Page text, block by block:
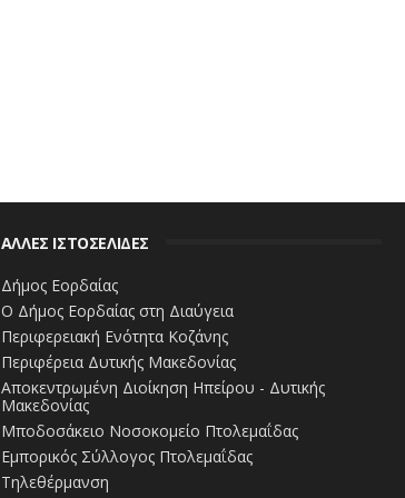
ΑΛΛΕΣ ΙΣΤΟΣΕΛΙΔΕΣ
Δήμος Εορδαίας
Ο Δήμος Εορδαίας στη Διαύγεια
Περιφερειακή Ενότητα Κοζάνης
Περιφέρεια Δυτικής Μακεδονίας
Αποκεντρωμένη Διοίκηση Ηπείρου - Δυτικής
Μακεδονίας
Μποδοσάκειο Νοσοκομείο Πτολεμαΐδας
Εμπορικός Σύλλογος Πτολεμαΐδας
Τηλεθέρμανση